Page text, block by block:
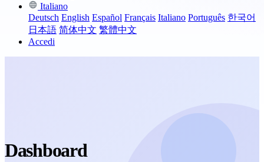
Italiano
Deutsch English Español Français Italiano Português 한국어
日本語 简体中文 繁體中文
Accedi
Dashboard